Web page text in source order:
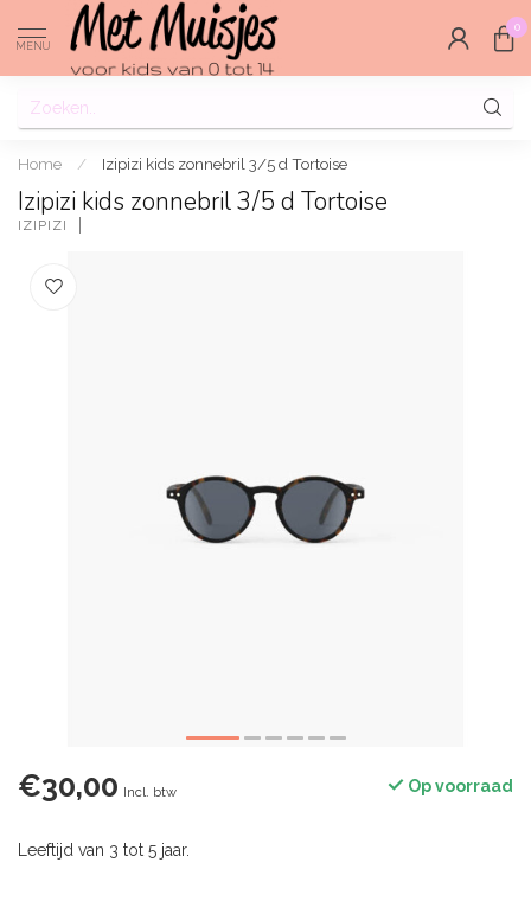
MENU
0
Home / Izipizi kids zonnebril 3/5 d Tortoise
Izipizi kids zonnebril 3/5 d Tortoise
IZIPIZI
€30,00 Incl. btw Op voorraad
Leeftijd van 3 tot 5 jaar.